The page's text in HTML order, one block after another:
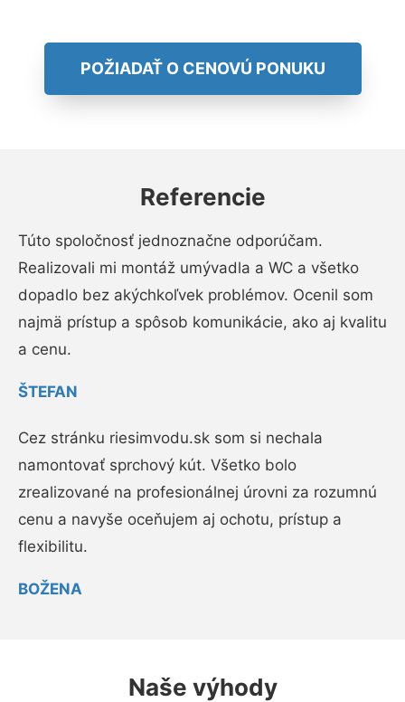
POŽIADAŤ O CENOVÚ PONUKU
Referencie
Túto spoločnosť jednoznačne odporúčam.
Realizovali mi montáž umývadla a WC a všetko
dopadlo bez akýchkoľvek problémov. Ocenil som
najmä prístup a spôsob komunikácie, ako aj kvalitu
a cenu.
ŠTEFAN
Cez stránku riesimvodu.sk som si nechala
namontovať sprchový kút. Všetko bolo
zrealizované na profesionálnej úrovni za rozumnú
cenu a navyše oceňujem aj ochotu, prístup a
flexibilitu.
BOŽENA
Naše výhody